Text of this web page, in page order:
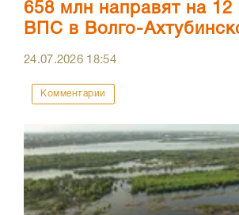
658 млн направят на 12
ВПС в Волго-
24.07.2026 18:54
Комментарии